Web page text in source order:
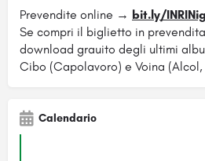
Prevendite online → bit.ly/
Se compri il biglietto in
download grauito degli ultimi
Cibo (Capolavoro) e Voina
Calendario